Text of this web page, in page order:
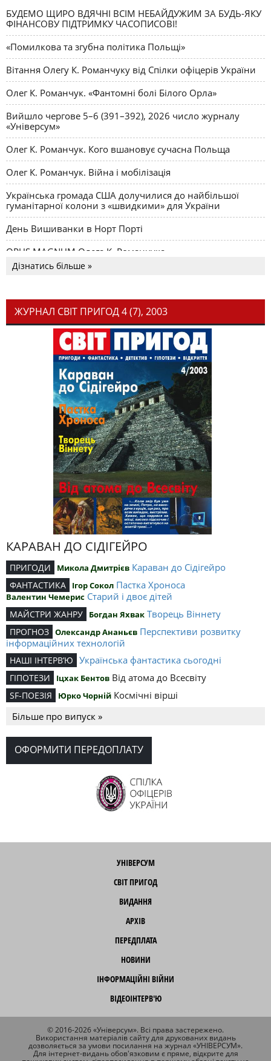
БУДЕМО ЩИРО ВДЯЧНІ ВСІМ НЕБАЙДУЖИМ ЗА БУДЬ-ЯКУ
ФІНАНСОВУ ПІДТРИМКУ ЧАСОПИСОВІ!
«Помилкова та згубна політика Польщі»
Вітання Олегу К. Романчуку від Спілки офіцерів України
Олег К. Романчук. «Фантомні болі Білого Орла»
Вийшло чергове 5–6 (391–392), 2026 число журналу
«Універсум»
Олег К. Романчук. Кого вшановує сучасна Польща
Олег К. Романчук. Війна і мобілізація
Українська громада США долучилися до найбільшої
гуманітарної колони з «швидкими» для України
День Вишиванки в Норт Порті
OPUS MAGNUM Олега К. Романчука
Дізнатись більше »
ЖУРНАЛ СВІТ ПРИГОД 4 (7), 2003
КАРАВАН ДО СІДІГЕЙРО
ПРИГОДИ Микола Дмитрієв Караван до Сідігейро
ФАНТАСТИКА Ігор Сокол Пастка Хроноса
Валентин Чемерис Старий і двоє дітей
МАЙСТРИ ЖАНРУ Богдан Яхвак Творець Віннету
ПРОГНОЗ Олександр Ананьєв Перспективи розвитку
інформаційних технологій
НАШІ ІНТЕРВ’Ю Українська фантастика сьогодні
ГІПОТЕЗИ Іцхак Бентов Від атома до Всесвіту
SF-ПОЕЗІЯ Юрко Чорній Космічні вірші
Більше про випуск »
ОФОРМИТИ ПЕРЕДОПЛАТУ
УНІВЕРСУМ
СВІТ ПРИГОД
ВИДАННЯ
АРХІВ
ПЕРЕДПЛАТА
НОВИНИ
ІНФОРМАЦІЙНІ ВІЙНИ
ВІДЕОІНТЕРВ'Ю
© 2016-2026 «Універсум». Всі права застережено.
Використання матеріалів сайту для друкованих видань
дозволяється за умови посилання на журнал «УНІВЕРСУМ».
Для інтернет-видань обов'язковим є пряме, відкрите для